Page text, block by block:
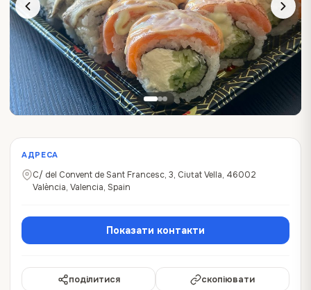
АДРЕСА
C/ del Convent de Sant Francesc, 3, Ciutat Vella, 46002
València, Valencia, Spain
Показати контакти
поділитися скопіювати